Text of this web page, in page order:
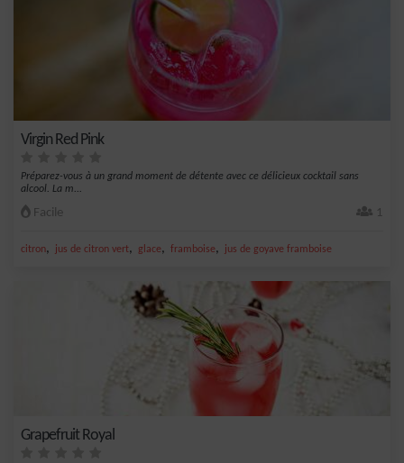
Virgin Red Pink
Préparez-vous à un grand moment de détente avec ce délicieux cocktail sans
alcool. La m...
Facile 1
citron, jus de citron vert, glace, framboise, jus de goyave framboise
Grapefruit Royal